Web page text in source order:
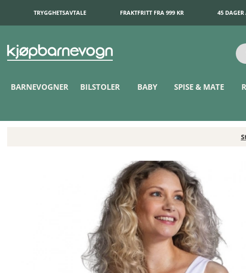
TRYGGHETSAVTALE FRAKTFRITT FRA 999 KR 45
BARNEVOGNER BILSTOLER BABY SPISE & MATE
Carriwell Justerbart Støttebelte Sort S/M